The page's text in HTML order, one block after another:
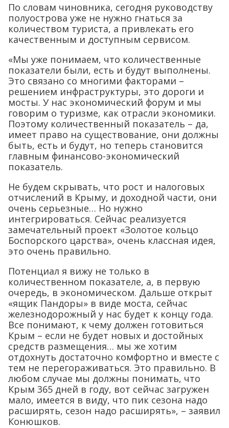
По словам чиновника, сегодня руководству
полуострова уже не нужно гнаться за
количеством туриста, а привлекать его
качественным и доступным сервисом.
«Мы уже понимаем, что количественные
показатели были, есть и будут выполнены.
Это связано со многими факторами –
решением инфраструктуры, это дороги и
мосты. У нас экономический форум и мы
говорим о туризме, как отрасли экономики.
Поэтому количественный показатель – да,
имеет право на существование, они должны
быть, есть и будут, но теперь становится
главным финансово-экономический
показатель.
Не будем скрывать, что рост и налоговых
отчислений в Крыму, и доходной части, они
очень серьезные… Но нужно
интегрироваться. Сейчас реализуется
замечательный проект «Золотое кольцо
Боспорского царства», очень классная идея,
это очень правильно.
Потенциал я вижу не только в
количественном показателе, а, в первую
очередь, в экономическом. Дальше открыт
«ящик Пандоры» в виде моста, сейчас
железнодорожный у нас будет к концу года.
Все понимают, к чему должен готовиться
Крым – если не будет новых и достойных
средств размещения… мы же хотим
отдохнуть достаточно комфортно и вместе с
тем не перегораживаться. Это правильно. В
любом случае мы должны понимать, что
Крым 365 дней в году, вот сейчас загружен
мало, имеется в виду, что пик сезона надо
расширять, сезон надо расширять», – заявил
Конюшков.